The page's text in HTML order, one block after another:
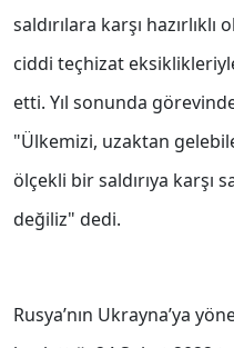
saldırılara karşı
ciddi teçhizat
etti. Yıl sonunda
"Ülkemizi, uzaktan
ölçekli bir saldırıya karşı
değiliz" dedi.
Rusya’nın Ukrayna’ya